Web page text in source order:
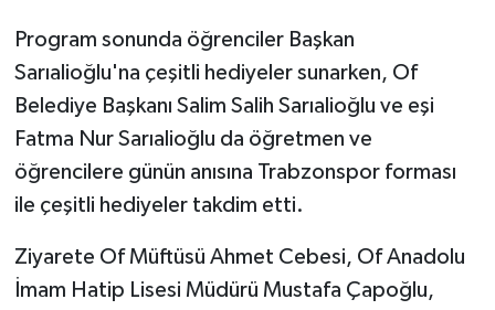
Program sonunda öğrenciler Başkan
Sarıalioğlu'na çeşitli hediyeler sunarken, Of
Belediye Başkanı Salim Salih Sarıalioğlu ve eşi
Fatma Nur Sarıalioğlu da öğretmen ve
öğrencilere günün anısına Trabzonspor forması
ile çeşitli hediyeler takdim etti.
Ziyarete Of Müftüsü Ahmet Cebesi, Of Anadolu
İmam Hatip Lisesi Müdürü Mustafa Çapoğlu,